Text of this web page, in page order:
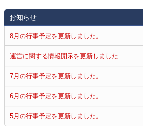
お知らせ
8月の行事予定を更新しました。
運営に関する情報開示を更新しました
7月の行事予定を更新しました。
6月の行事予定を更新しました。
5月の行事予定を更新しました。